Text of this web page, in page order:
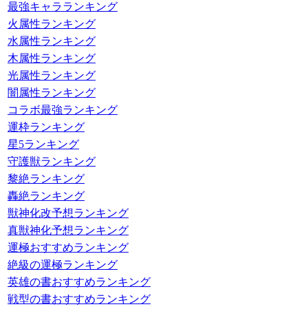
最強キャラランキング
火属性ランキング
水属性ランキング
木属性ランキング
光属性ランキング
闇属性ランキング
コラボ最強ランキング
運枠ランキング
星5ランキング
守護獣ランキング
黎絶ランキング
轟絶ランキング
獣神化改予想ランキング
真獣神化予想ランキング
運極おすすめランキング
絶級の運極ランキング
英雄の書おすすめランキング
戦型の書おすすめランキング